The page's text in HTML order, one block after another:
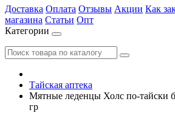
Доставка Оплата Отзывы Акции Как
магазина Статьи Опт
Категории
Тайская аптека
Мятные леденцы Холс по-тайски
гр